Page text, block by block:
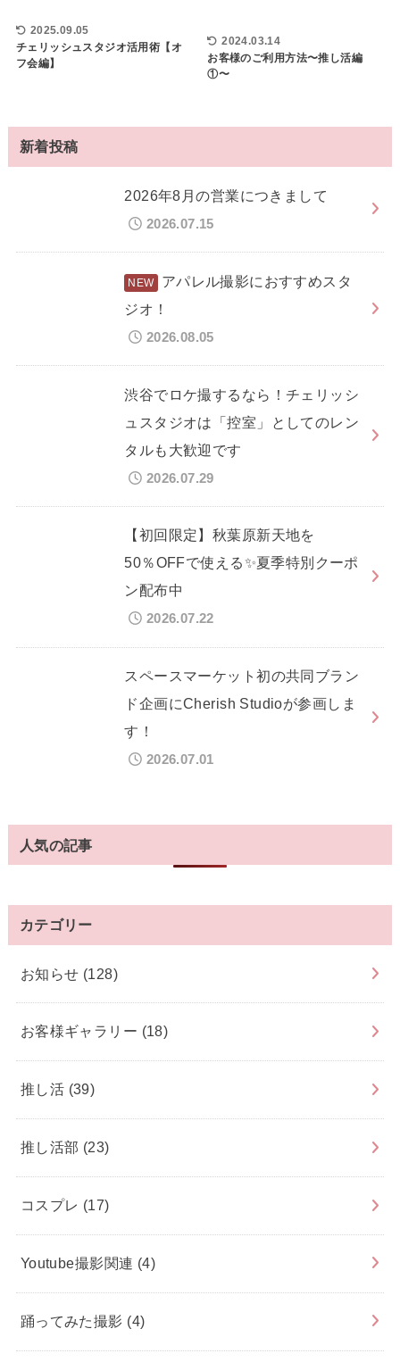
2025.09.05
チェリッシュスタジオ活用術【オ
フ会編】
2024.03.14
お客様のご利用方法〜推し活編
①〜
新着投稿
2026年8月の営業につきまして
2026.07.15
アパレル撮影におすすめスタ
ジオ！
2026.08.05
渋谷でロケ撮するなら！チェリッシ
ュスタジオは「控室」としてのレン
タルも大歓迎です
2026.07.29
【初回限定】秋葉原新天地を
50％OFFで使える✨夏季特別クーポ
ン配布中
2026.07.22
スペースマーケット初の共同ブラン
ド企画にCherish Studioが参画しま
す！
2026.07.01
人気の記事
カテゴリー
お知らせ (128)
お客様ギャラリー (18)
推し活 (39)
推し活部 (23)
コスプレ (17)
Youtube撮影関連 (4)
踊ってみた撮影 (4)